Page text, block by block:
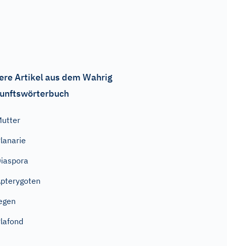
Artikel aus dem Wahrig